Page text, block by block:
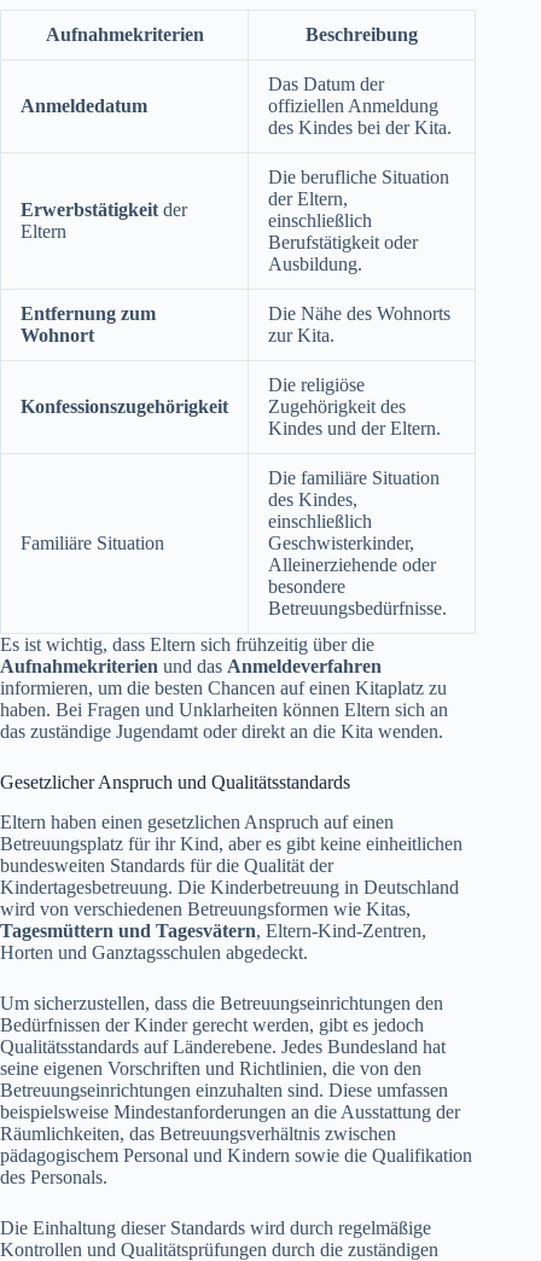
Aufnahmekriterien Beschreibung
Anmeldedatum
Das Datum der
offiziellen Anmeldung
des Kindes bei der Kita.
Erwerbstätigkeit der
Eltern
Die berufliche Situation
der Eltern,
einschließlich
Berufstätigkeit oder
Ausbildung.
Entfernung zum
Wohnort
Die Nähe des Wohnorts
zur Kita.
Konfessionszugehörigkeit
Die religiöse
Zugehörigkeit des
Kindes und der Eltern.
Familiäre Situation
Die familiäre Situation
des Kindes,
einschließlich
Geschwisterkinder,
Alleinerziehende oder
besondere
Betreuungsbedürfnisse.
Es ist wichtig, dass Eltern sich frühzeitig über die
Aufnahmekriterien und das Anmeldeverfahren
informieren, um die besten Chancen auf einen Kitaplatz zu
haben. Bei Fragen und Unklarheiten können Eltern sich an
das zuständige Jugendamt oder direkt an die Kita wenden.
Gesetzlicher Anspruch und Qualitätsstandards
Eltern haben einen gesetzlichen Anspruch auf einen
Betreuungsplatz für ihr Kind, aber es gibt keine einheitlichen
bundesweiten Standards für die Qualität der
Kindertagesbetreuung. Die Kinderbetreuung in Deutschland
wird von verschiedenen Betreuungsformen wie Kitas,
Tagesmüttern und Tagesvätern, Eltern-Kind-Zentren,
Horten und Ganztagsschulen abgedeckt.
Um sicherzustellen, dass die Betreuungseinrichtungen den
Bedürfnissen der Kinder gerecht werden, gibt es jedoch
Qualitätsstandards auf Länderebene. Jedes Bundesland hat
seine eigenen Vorschriften und Richtlinien, die von den
Betreuungseinrichtungen einzuhalten sind. Diese umfassen
beispielsweise Mindestanforderungen an die Ausstattung der
Räumlichkeiten, das Betreuungsverhältnis zwischen
pädagogischem Personal und Kindern sowie die Qualifikation
des Personals.
Die Einhaltung dieser Standards wird durch regelmäßige
Kontrollen und Qualitätsprüfungen durch die zuständigen